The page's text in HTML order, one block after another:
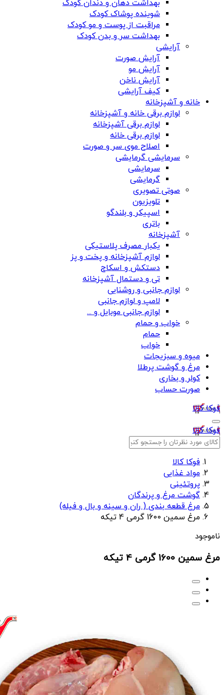
بهداشت دهان و دندان کودک
شوینده پوشاک کودک
مراقبت از پوست و مو کودک
بهداشت سر و بدن کودک
آرایشی
آرایش صورت
آرایش مو
آرایش ناخن
کیف آرایشی
خانه و آشپزخانه
لوازم برقی خانه و آشپزخانه
لوازم برقی آشپزخانه
لوازم برقی خانه
اصلاح موی سر و صورت
سرمایشی گرمایشی
سرمایشی
گرمایشی
صوتی تصویری
تلویزیون
اسپیکر و بلندگو
باتری
آشپزخانه
یکبار مصرف پلاستیکی
لوازم آشپزخانه و پخت و پز
دستکش و اسکاج
تی و دستمال آشپزخانه
لوازم جانبی و روشنایی
لامپ و لوازم جانبی
لوازم جانبی موبایل و ...
خواب و حمام
حمام
خواب
میوه و سبزیجات
مرغ و گوشت پرطلا
کولر و بخاری
صورت حساب
فوکا کالا
فوکا کالا
فوکا کالا
مواد غذایی
پروتئینی
گوشت مرغ و پرندگان
مرغ قطعه بندی ( ران و سینه و بال و فیله)
مرغ سمین 1600 گرمی 4 تیکه
ناموجود
مرغ سمین 1600 گرمی 4 تیکه